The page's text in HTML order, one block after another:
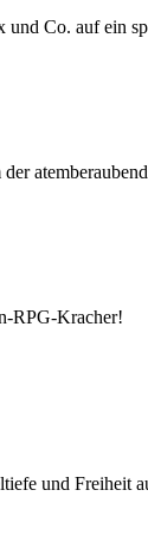
Co. auf ein
RPG-Kracher!
und Freiheit